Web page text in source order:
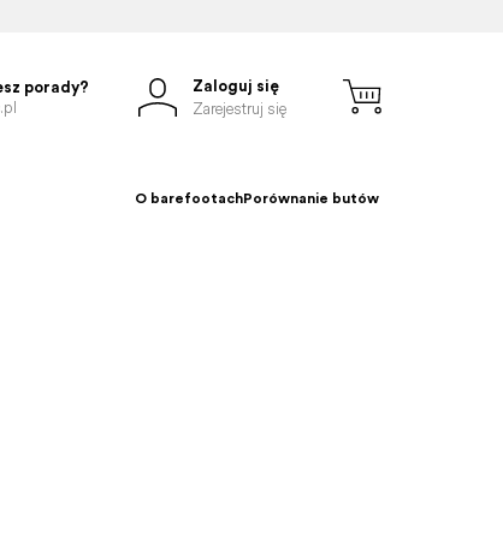
porady?
Zaloguj się
Zarejestruj się
O barefootachPorównanie butów